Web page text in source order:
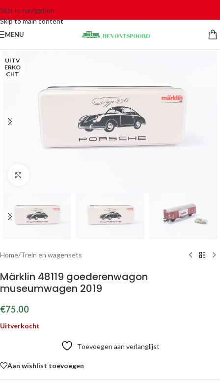
Skip to navigation
Skip to main content
MENU
UITV
ERKO
CHT
Home/Trein en wagensets
Märklin 48119 goederenwagon
museumwagen 2019
€75.00
Uitverkocht
Toevoegen aan verlanglijst
Aan wishlist toevoegen